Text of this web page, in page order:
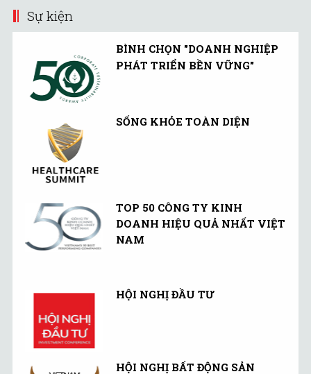
Sự kiện
BÌNH CHỌN "DOANH NGHIỆP
PHÁT TRIỂN BỀN VỮNG"
SỐNG KHỎE TOÀN DIỆN
TOP 50 CÔNG TY KINH
DOANH HIỆU QUẢ NHẤT VIỆT
NAM
HỘI NGHỊ ĐẦU TƯ
HỘI NGHỊ BẤT ĐỘNG SẢN